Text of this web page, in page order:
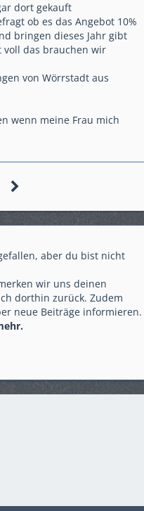
dort gekauft
ob es das Angebot 10%
bringen dieses Jahr gibt
voll das brauchen wir
von Wörrstadt aus
wenn meine Frau mich
aber du bist nicht
wir uns deinen
dorthin zurück. Zudem
neue Beiträge informieren.